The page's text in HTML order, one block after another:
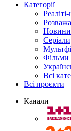
Категорії
Новини
Серіали
Фільми
Всі
Всі проєкти
Канали